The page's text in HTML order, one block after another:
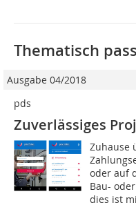
Thematisch
Ausgabe 04/2018
pds
Zuverlässiges
Zuhause
oder auf
Bau-
dies ist